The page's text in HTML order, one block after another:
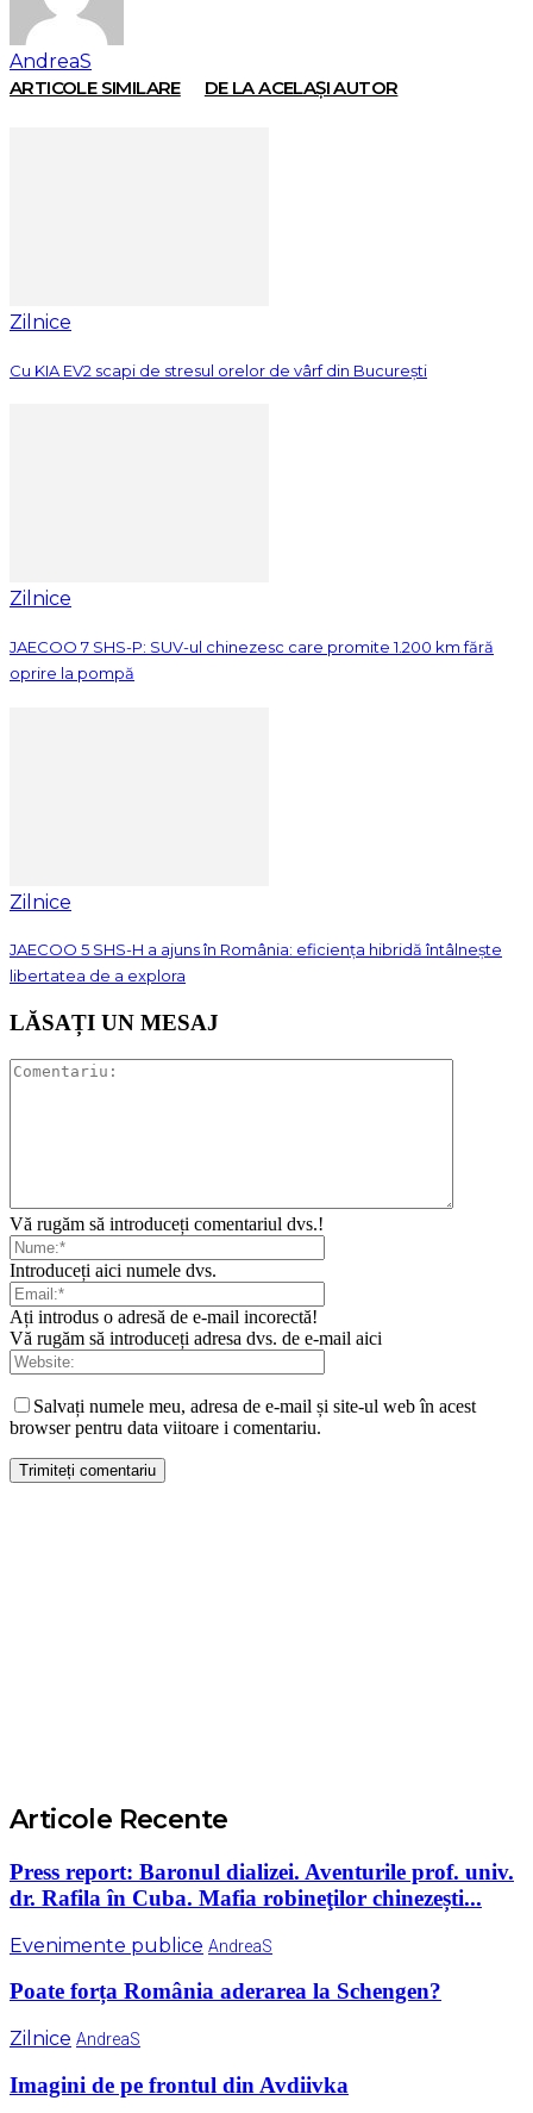
AndreaS
ARTICOLE SIMILARE
DE LA ACELAȘI AUTOR
Zilnice
Cu KIA EV2 scapi de stresul orelor de vârf din București
Zilnice
JAECOO 7 SHS-P: SUV-ul chinezesc care promite 1.200 km fără
oprire la pompă
Zilnice
JAECOO 5 SHS-H a ajuns în România: eficiența hibridă întâlnește
libertatea de a explora
LĂSAȚI UN MESAJ
Vă rugăm să introduceți comentariul dvs.!
Introduceți aici numele dvs.
Ați introdus o adresă de e-mail incorectă!
Vă rugăm să introduceți adresa dvs. de e-mail aici
Salvați numele meu, adresa de e-mail și site-ul web în acest
browser pentru data viitoare i comentariu.
Articole Recente
Press report: ​Baronul dializei. Aventurile prof. univ.
dr. Rafila în Cuba. Mafia robineţilor chinezești...
Evenimente publice AndreaS
Poate forța România aderarea la Schengen?
Zilnice AndreaS
Imagini de pe frontul din Avdiivka